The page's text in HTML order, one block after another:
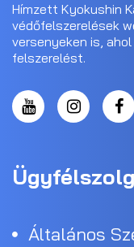
Hímzett Kyokushin
védőfelszerelések
versenyeken is,
felszerelést.
Általános